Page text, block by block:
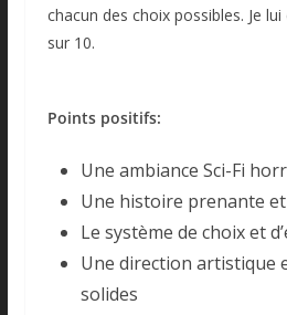
chacun des choix possibles. Je
sur 10.
Points positifs:
Une ambiance Sci-Fi
Une histoire prenante
Le système de choix et
Une direction artistique
solides